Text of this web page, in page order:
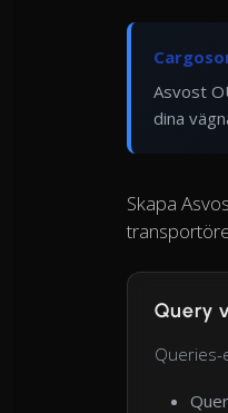
Asvost
dina
Skapa
Query